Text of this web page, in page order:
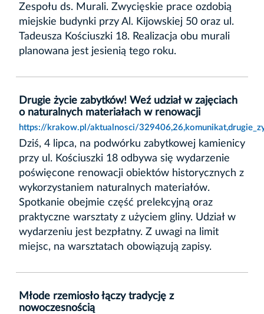
Zespołu ds. Murali. Zwycięskie prace ozdobią
miejskie budynki przy Al. Kijowskiej 50 oraz ul.
Tadeusza Kościuszki 18. Realizacja obu murali
planowana jest jesienią tego roku.
Drugie życie zabytków! Weź udział w zajęciach
o naturalnych materiałach w renowacji
https://krakow.pl/aktualnosci/
Dziś, 4 lipca, na podwórku zabytkowej kamienicy
przy ul. Kościuszki 18 odbywa się wydarzenie
poświęcone renowacji obiektów historycznych z
wykorzystaniem naturalnych materiałów.
Spotkanie obejmie część prelekcyjną oraz
praktyczne warsztaty z użyciem gliny. Udział w
wydarzeniu jest bezpłatny. Z uwagi na limit
miejsc, na warsztatach obowiązują zapisy.
Młode rzemiosło łączy tradycję z
nowoczesnością